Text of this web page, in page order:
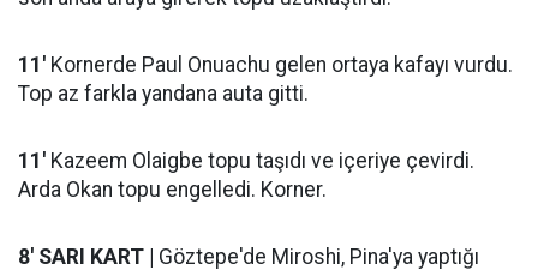
11' Kornerde Paul Onuachu gelen ortaya kafayı vurdu.
Top az farkla yandana auta gitti.
11' Kazeem Olaigbe topu taşıdı ve içeriye çevirdi.
Arda Okan topu engelledi. Korner.
8' SARI KART |
Göztepe'de Miroshi, Pina'ya yaptığı